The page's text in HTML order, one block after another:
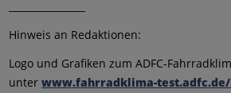
Hinweis an Redaktionen:
Logo und Grafiken zum ADFC-
unterwww.fahrradklima-